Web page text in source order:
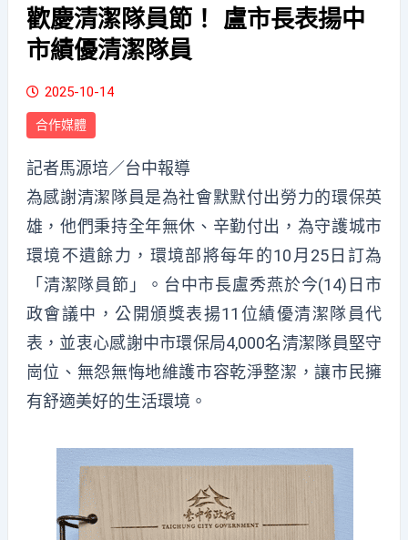
歡慶清潔隊員節！ 盧市長表揚中
市績優清潔隊員
2025-10-14
合作媒體
記者馬源培／台中報導
為感謝清潔隊員是為社會默默付出勞力的環保英
雄，他們秉持全年無休、辛勤付出，為守護城市
環境不遺餘力，環境部將每年的10月25日訂為
「清潔隊員節」。台中市長盧秀燕於今(14)日市
政會議中，公開頒獎表揚11位績優清潔隊員代
表，並衷心感謝中市環保局4,000名清潔隊員堅守
崗位、無怨無悔地維護市容乾淨整潔，讓市民擁
有舒適美好的生活環境。